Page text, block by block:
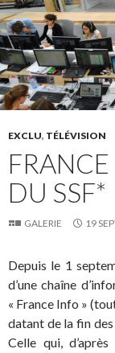
EXCLU, TÉLÉVISION
DU SSF*
GALERIE 19
Depuis le 1
d’une chaîne
« France Info »
datant de la fin des
Celle qui,